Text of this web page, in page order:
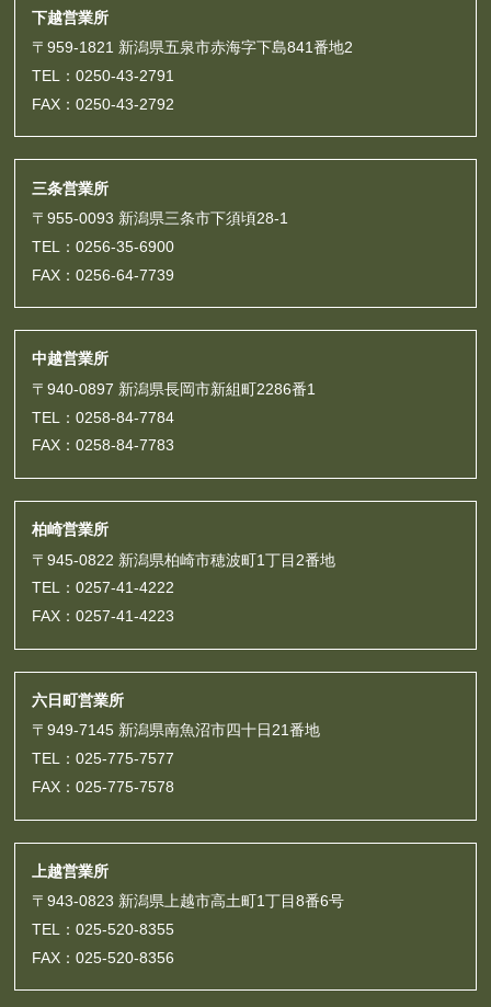
下越営業所
〒959-1821 新潟県五泉市赤海字下島841番地2
TEL：0250-43-2791
FAX：0250-43-2792
三条営業所
〒955-0093 新潟県三条市下須頃28-1
TEL：0256-35-6900
FAX：0256-64-7739
中越営業所
〒940-0897 新潟県長岡市新組町2286番1
TEL：0258-84-7784
FAX：0258-84-7783
柏崎営業所
〒945-0822 新潟県柏崎市穂波町1丁目2番地
TEL：0257-41-4222
FAX：0257-41-4223
六日町営業所
〒949-7145 新潟県南魚沼市四十日21番地
TEL：025-775-7577
FAX：025-775-7578
上越営業所
〒943-0823 新潟県上越市高土町1丁目8番6号
TEL：025-520-8355
FAX：025-520-8356